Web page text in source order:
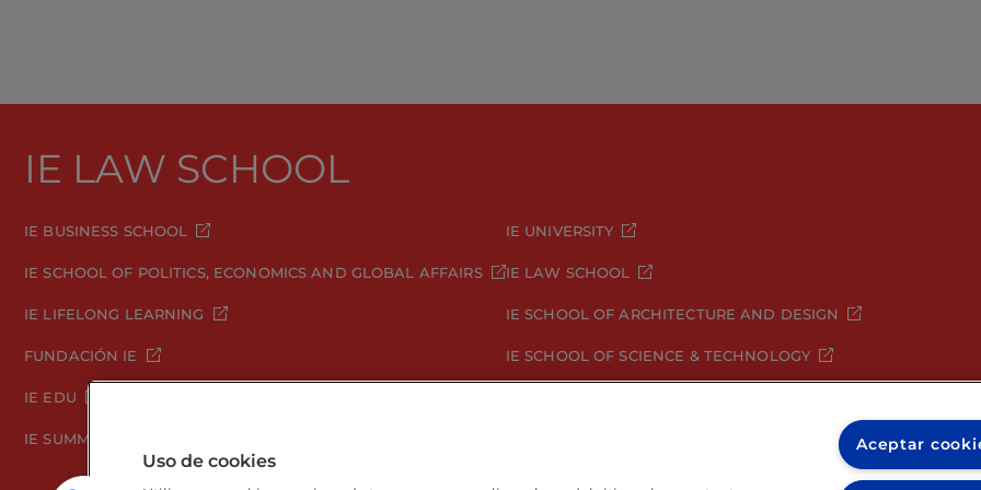
IE LAW SCHOOL
IE BUSINESS SCHOOL
IE SCHOOL OF POLITICS, ECONOMICS AND GLOBAL AFFAIRS
IE LIFELONG LEARNING
FUNDACIÓN IE
IE EDU
IE SUMMER SCHOOL
IE UNIVERSITY
IE LAW SCHOOL
IE SCHOOL OF ARCHITECTURE AND DESIGN
IE SCHOOL OF SCIENCE & TECHNOLOGY
Uso de cookies
Aceptar